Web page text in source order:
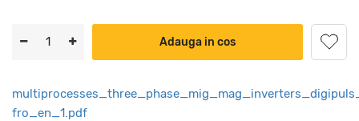
Adauga in cos
fro_en_1.pdf